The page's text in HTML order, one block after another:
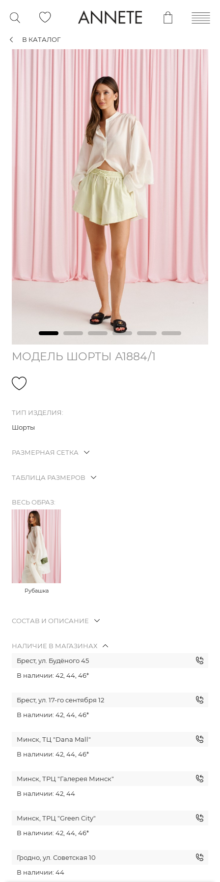
В КАТАЛОГ
МОДЕЛЬ ШОРТЫ А1884/1
ТИП ИЗДЕЛИЯ:
Шорты
РАЗМЕРНАЯ СЕТКА
ТАБЛИЦА РАЗМЕРОВ
ВЕСЬ ОБРАЗ:
Рубашка
СОСТАВ И ОПИСАНИЕ
НАЛИЧИЕ В МАГАЗИНАХ
Брест, ул. Будёного 45
В наличии: 42, 44, 46*
Брест, ул. 17-го сентября 12
В наличии: 42, 44, 46*
Минск, ТЦ "Dana Mall"
В наличии: 42, 44, 46*
Минск, ТРЦ "Галерея Минск"
В наличии: 42, 44
Минск, ТРЦ "Green City"
В наличии: 42, 44, 46*
Гродно, ул. Советская 10
В наличии: 44